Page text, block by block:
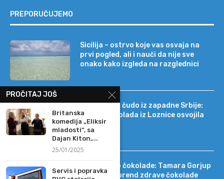
PREPORUČUJEMO
Sicilija – ostrvo koje vas osvaja na
prvi pogled, ali i nauči da nije sve
onako kako izgleda na razglednici
Tehnološko čudo iz zapadne Srbije:
kako je čokolada iz Loznice osvojila
22 tržišta
Od DIF-a do čokolade: Tamara Gorjup
pokrenula brend zdrave čokolade
PROČITAJ JOŠ
Britanska
komedija „Eliksir
mladosti“, sa
Dajan Kiton,...
25/01/2025
Servis i popravka